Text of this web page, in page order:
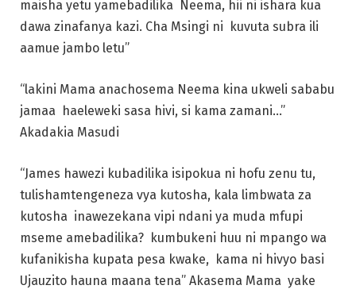
maisha yetu yamebadilika Neema, hii ni ishara kua
dawa zinafanya kazi. Cha Msingi ni kuvuta subra ili
aamue jambo letu”
“lakini Mama anachosema Neema kina ukweli sababu
jamaa haeleweki sasa hivi, si kama zamani…”
Akadakia Masudi
“James hawezi kubadilika isipokua ni hofu zenu tu,
tulishamtengeneza vya kutosha, kala limbwata za
kutosha inawezekana vipi ndani ya muda mfupi
mseme amebadilika? kumbukeni huu ni mpango wa
kufanikisha kupata pesa kwake, kama ni hivyo basi
Ujauzito hauna maana tena” Akasema Mama yake